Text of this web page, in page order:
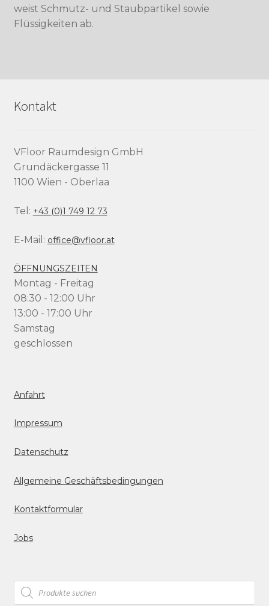
weist Schmutz- und Staubpartikel sowie
Flüssigkeiten ab.
Kontakt
VFloor Raumdesign GmbH
Grundäckergasse 11
1100 Wien - Oberlaa
Tel: +43 (0)1 749 12 73
E-Mail: office@vfloor.at
ÖFFNUNGSZEITEN
Montag - Freitag
08:30 - 12:00 Uhr
13:00 - 17:00 Uhr
Samstag
geschlossen
Anfahrt
Impressum
Datenschutz
Allgemeine Geschäftsbedingungen
Kontaktformular
Jobs
Products
search